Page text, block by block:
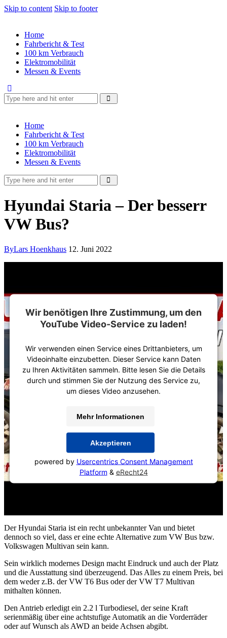
Skip to content Skip to footer
Home
Fahrbericht & Test
100 km Verbrauch
Elektromobilität
Messen & Events
Home
Fahrbericht & Test
100 km Verbrauch
Elektromobilität
Messen & Events
Hyundai Staria – Der besserr
VW Bus?
ByLars Hoenkhaus 12. Juni 2022
Wir benötigen Ihre Zustimmung, um den
YouTube Video-Service zu laden!
Wir verwenden einen Service eines Drittanbieters, um
Videoinhalte einzubetten. Dieser Service kann Daten
zu Ihren Aktivitäten sammeln. Bitte lesen Sie die Details
durch und stimmen Sie der Nutzung des Service zu,
um dieses Video anzusehen.
Mehr Informationen
Akzeptieren
powered by Usercentrics Consent Management
Platform & eRecht24
Der Hyundai Staria ist ein recht unbekannter Van und bietet
dennoch so viel, dass er eine echte Alternative zum VW Bus bzw.
Volkswagen Multivan sein kann.
Sein wirklich modernes Design macht Eindruck und auch der Platz
und die Ausstattung sind überzeugend. Das Alles zu einem Preis, bei
dem weder z.B. der VW T6 Bus oder der VW T7 Multivan
mithalten können.
Den Antrieb erledigt ein 2.2 l Turbodiesel, der seine Kraft
serienmäßig über eine achtstufige Automatik an die Vorderräder
oder auf Wunsch als AWD an beide Achsen abgibt.